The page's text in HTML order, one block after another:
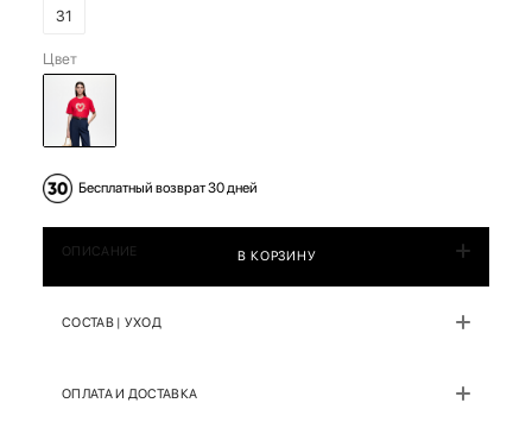
31
Цвет
Бесплатный возврат 30 дней
В КОРЗИНУ
ОПИСАНИЕ
СОСТАВ | УХОД
ОПЛАТА И ДОСТАВКА